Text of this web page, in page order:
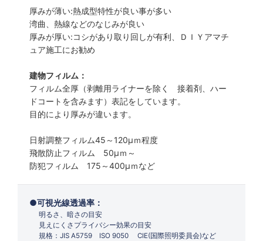
厚みが薄い:熱成型特性が良い事が多い
湾曲、熱線などのなじみが良い
厚みが厚い:コシがあり取り回しが有利、ＤＩＹアマチ
ュア施工にお勧め
建物フィルム：
フィルム全厚（剥離用ライナーを除く 接着剤、ハー
ドコートを含みます）表記をしています。
目的により厚みが違います。
日射調整フィルム45～120µｍ程度
飛散防止フィルム 50µｍ～
防犯フィルム 175～400µｍなど
可視光線透過率：
明るさ、暗さの目安
見えにくさプライバシー効果の目安
規格：JIS A5759 ISO 9050 CIE(国際照明委員会)など